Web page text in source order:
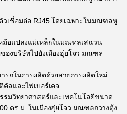
วเชื่อมต่อ RJ45 โดยเฉพาะในมณฑลหู
ม้อแปลงแม่เหล็กในมณฑลเสฉวน
องบริษัทไปยังเมืองฮุ่ยโจว มณฑล
รถในการผลิตด้วยสายการผลิตใหม่
ลและไฟเบอร์เคจ
รมวิทยาศาสตร์และเทคโนโลยีขนาด
ตร.ม. ในเมืองฮุ่ยโจว มณฑลกวางตุ้ง